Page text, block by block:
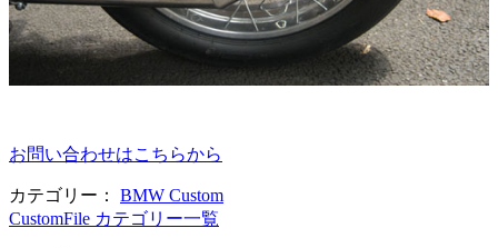
お問い合わせはこちらから
カテゴリー： BMW Custom
CustomFile カテゴリー一覧